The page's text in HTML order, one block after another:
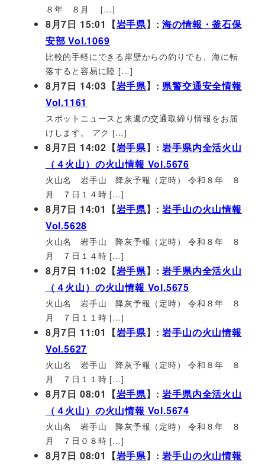
８年 ８月 […]
8月7日 15:01【岩手県】:海の情報・釜石保
安部 Vol.1069
比較的手軽にできる岸壁からの釣りでも、海に転
落すると容易に陸 […]
8月7日 14:03【岩手県】:県警交通安全情報
Vol.1161
スポットニュースと来週の交通取締り情報をお届
けします。 アク […]
8月7日 14:02【岩手県】:岩手県内全活火山
（４火山）の火山情報 Vol.5676
火山名 岩手山 降灰予報（定時） 令和８年 ８
月 ７日１４時 […]
8月7日 14:01【岩手県】:岩手山の火山情報
Vol.5628
火山名 岩手山 降灰予報（定時） 令和８年 ８
月 ７日１４時 […]
8月7日 11:02【岩手県】:岩手県内全活火山
（４火山）の火山情報 Vol.5675
火山名 岩手山 降灰予報（定時） 令和８年 ８
月 ７日１１時 […]
8月7日 11:01【岩手県】:岩手山の火山情報
Vol.5627
火山名 岩手山 降灰予報（定時） 令和８年 ８
月 ７日１１時 […]
8月7日 08:01【岩手県】:岩手県内全活火山
（４火山）の火山情報 Vol.5674
火山名 岩手山 降灰予報（定時） 令和８年 ８
月 ７日０８時 […]
8月7日 08:01【岩手県】:岩手山の火山情報